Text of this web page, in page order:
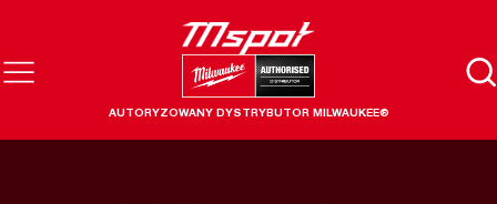
AUTORYZOWANY DYSTRYBUTOR MILWAUKEE®